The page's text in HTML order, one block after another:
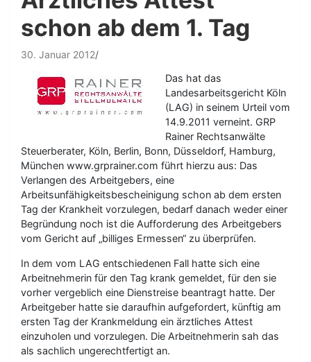
schon ab dem 1. Tag
30. Januar 2012
Das hat das
Landesarbeitsgericht Köln
(LAG) in seinem Urteil vom
14.9.2011 verneint. GRP
Rainer Rechtsanwälte
Steuerberater, Köln, Berlin, Bonn, Düsseldorf, Hamburg,
München www.grprainer.com führt hierzu aus: Das
Verlangen des Arbeitgebers, eine
Arbeitsunfähigkeitsbescheinigung schon ab dem ersten
Tag der Krankheit vorzulegen, bedarf danach weder einer
Begründung noch ist die Aufforderung des Arbeitgebers
vom Gericht auf „billiges Ermessen“ zu überprüfen.
In dem vom LAG entschiedenen Fall hatte sich eine
Arbeitnehmerin für den Tag krank gemeldet, für den sie
vorher vergeblich eine Dienstreise beantragt hatte. Der
Arbeitgeber hatte sie daraufhin aufgefordert, künftig am
ersten Tag der Krankmeldung ein ärztliches Attest
einzuholen und vorzulegen. Die Arbeitnehmerin sah das
als sachlich ungerechtfertigt an.